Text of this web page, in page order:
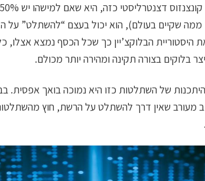
שקיים בעולם), הוא יכול בעצם “להשתלט” על
היסטוריית הבלוקצ’יין כך שכל הכסף נמצא
בלוקים בצורה תקינה ומהירה יותר מכולם.
של השתלטות כזו היא נמוכה בואך אפסית.
מעורב שאין דרך להשתלט על הרשת, חוץ